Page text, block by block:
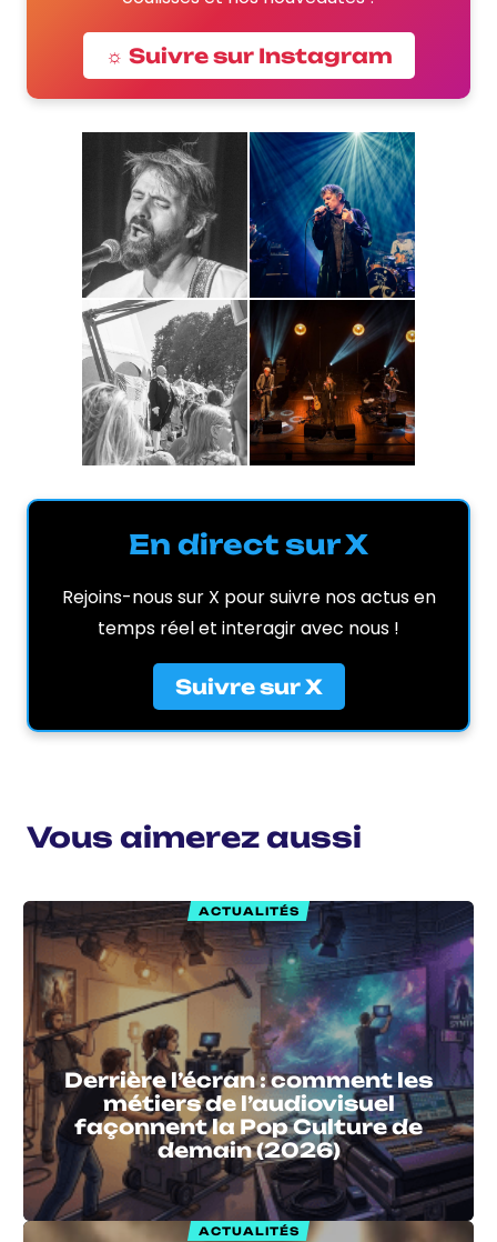
☼ Suivre sur Instagram
En direct sur X
Rejoins-nous sur X pour suivre nos actus en
temps réel et interagir avec nous !
Suivre sur X
Vous aimerez aussi
ACTUALITÉS
Derrière l’écran : comment les
métiers de l’audiovisuel
façonnent la Pop Culture de
demain (2026)
ACTUALITÉS